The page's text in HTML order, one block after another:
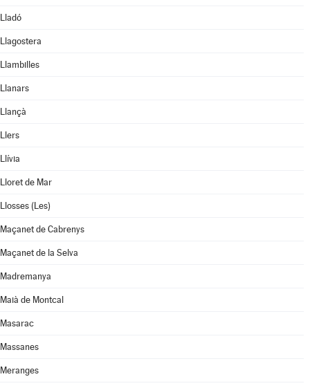
Lladó
Llagostera
Llambilles
Llanars
Llançà
Llers
Llívia
Lloret de Mar
Llosses (Les)
Maçanet de Cabrenys
Maçanet de la Selva
Madremanya
Maià de Montcal
Masarac
Massanes
Meranges